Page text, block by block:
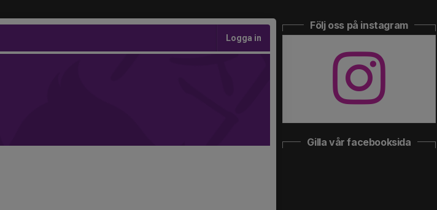
Logga in
Följ oss på instagram
Gilla vår facebooksida